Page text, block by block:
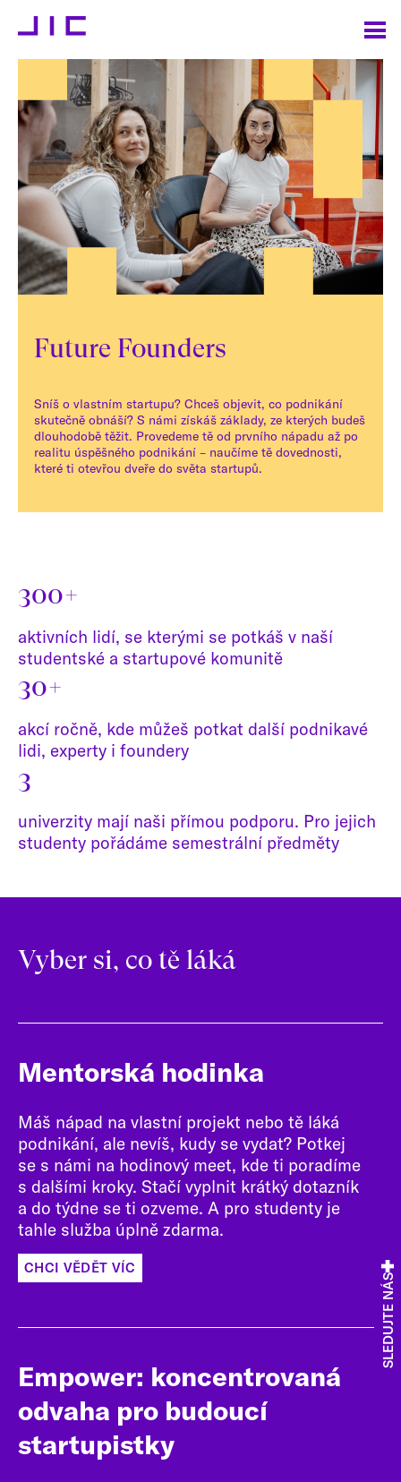
Future Founders
Sníš o vlastním startupu? Chceš objevit, co podnikání
skutečně obnáší? S námi získáš základy, ze kterých budeš
dlouhodobě těžit. Provedeme tě od prvního nápadu až po
realitu úspěšného podnikání – naučíme tě dovednosti,
které ti otevřou dveře do světa startupů.
300+
aktivních lidí, se kterými se potkáš v naší
studentské a startupové komunitě
30+
akcí ročně, kde můžeš potkat další podnikavé
lidi, experty i foundery
3
univerzity mají naši přímou podporu. Pro jejich
studenty pořádáme semestrální předměty
Vyber si, co tě láká
Mentorská hodinka
Máš nápad na vlastní projekt nebo tě láká
podnikání, ale nevíš, kudy se vydat? Potkej
se s námi na hodinový meet, kde ti poradíme
s dalšími kroky. Stačí vyplnit krátký dotazník
a do týdne se ti ozveme. A pro studenty je
tahle služba úplně zdarma.
CHCI VĚDĚT VÍC
Empower: koncentrovaná
odvaha pro budoucí
startupistky
SLEDUJTE NÁS